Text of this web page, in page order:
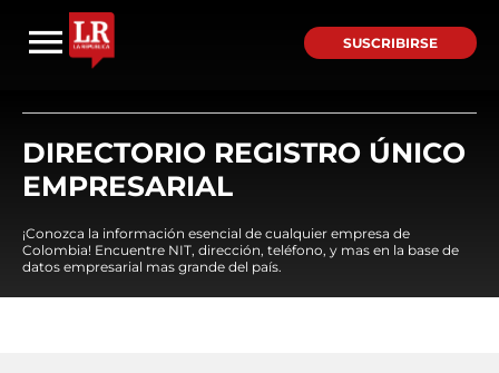
SUSCRIBIRSE
DIRECTORIO REGISTRO ÚNICO
EMPRESARIAL
¡Conozca la información esencial de cualquier empresa de
Colombia! Encuentre NIT, dirección, teléfono, y mas en la base de
datos empresarial mas grande del país.